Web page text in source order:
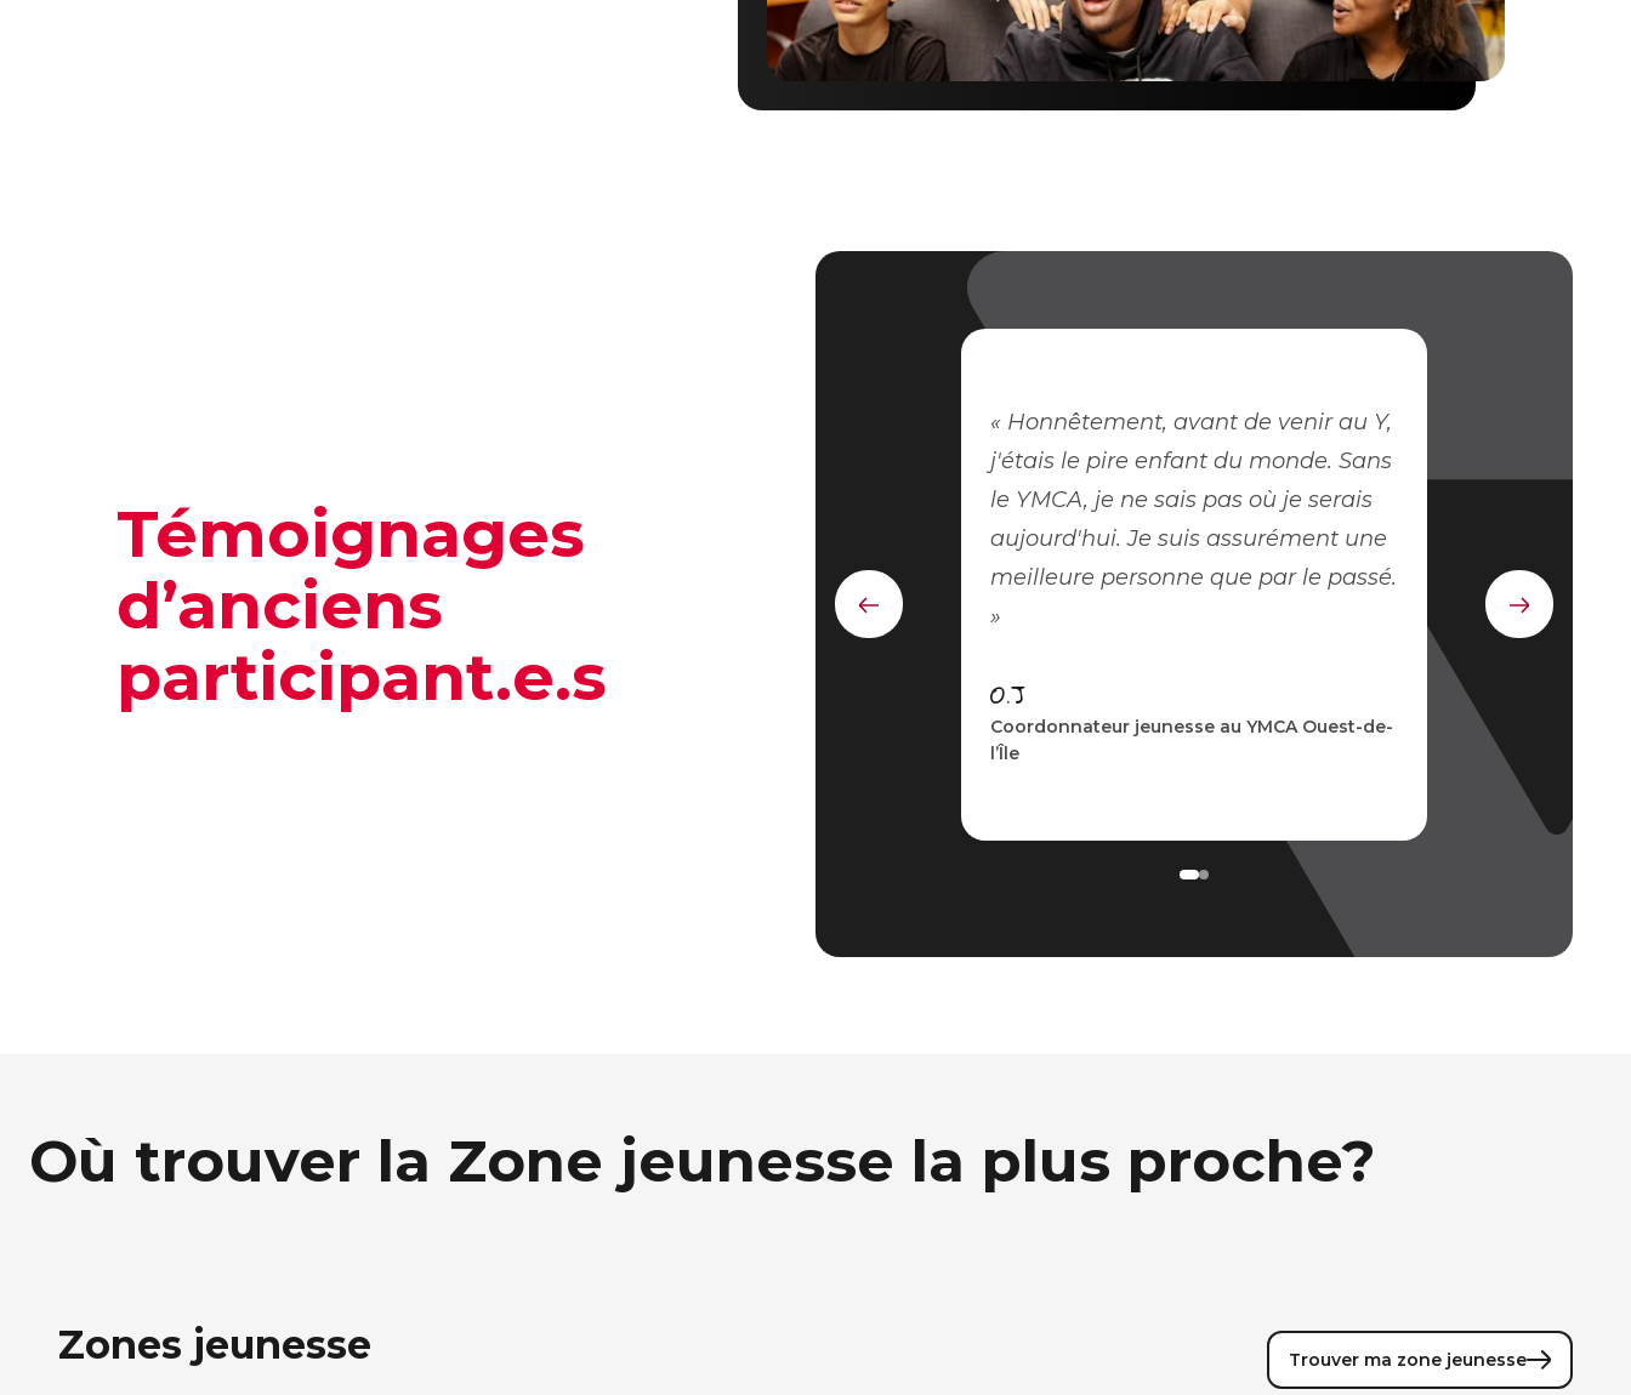
Témoignages
d’anciens
participant.e.s
Honnêtement, avant de venir au Y,
j'étais le pire enfant du monde. Sans
le YMCA, je ne sais pas où je serais
aujourd'hui. Je suis assurément une
meilleure personne que par le passé.
O.J
Coordonnateur jeunesse au YMCA Ouest-de-
l’Île
Élément
précédent
Élément
suivant
Où trouver la Zone jeunesse la plus proche?
Zones jeunesse Trouver ma zone jeunesse